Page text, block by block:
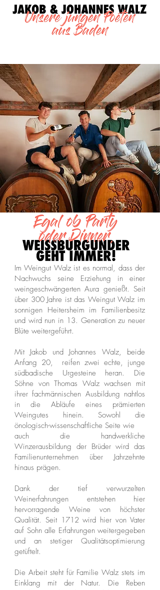
Im Weingut Walz ist es normal, dass der
Nachwuchs seine Erziehung in einer
weingeschwängerten Aura genießt. Seit
über 300 Jahre ist das Weingut Walz im
sonnigen Heitersheim im Familienbesitz
und wird nun in 13. Generation zu neuer
Blüte weitergeführt.
Mit Jakob und Johannes Walz, beide
Anfang 20, reifen zwei echte, junge
südbadische Urgesteine heran. Die
Söhne von Thomas Walz wachsen mit
ihrer fachmännischen Ausbildung nahtlos
in die Abläufe eines prämierten
Weingutes hinein. Sowohl die
önologisch-wissenschaftliche Seite wie
auch die handwerkliche
Winzerausbildung der Brüder wird das
Familienunternehmen über Jahrzehnte
hinaus prägen.
Dank der tief verwurzelten
Weinerfahrungen entstehen hier
hervorragende Weine von höchster
Qualität. Seit 1712 wird hier von Vater
auf Sohn alle Erfahrungen weitergegeben
und an stetiger Qualitätsoptimierung
getüftelt.
Die Arbeit steht für Familie Walz stets im
Einklang mit der Natur. Die Reben